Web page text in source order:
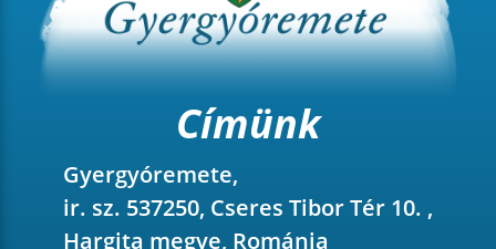
Címünk
Gyergyóremete,
ir. sz. 537250, Cseres Tibor Tér 10. ,
Hargita megye, Románia